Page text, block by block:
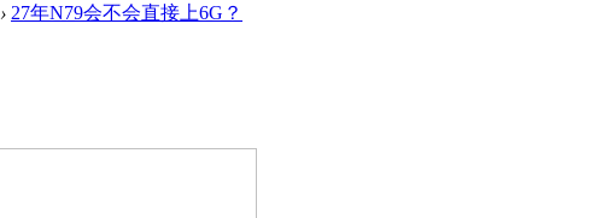
› 27年N79会不会直接上6G？